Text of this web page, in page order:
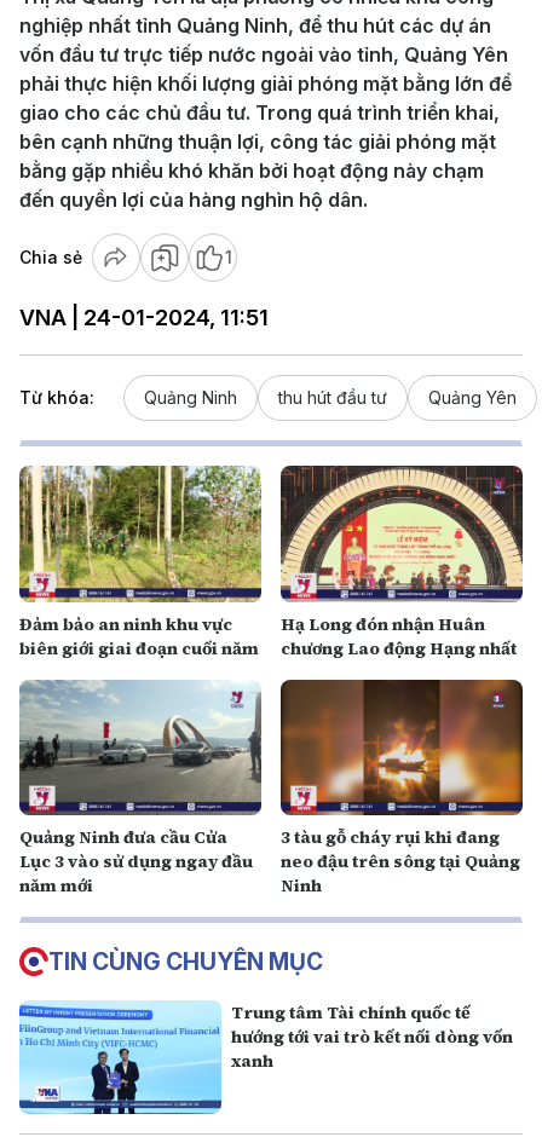
nghiệp nhất tỉnh Quảng Ninh, để thu hút các dự án
vốn đầu tư trực tiếp nước ngoài vào tỉnh, Quảng Yên
phải thực hiện khối lượng giải phóng mặt bằng lớn để
giao cho các chủ đầu tư. Trong quá trình triển khai,
bên cạnh những thuận lợi, công tác giải phóng mặt
bằng gặp nhiều khó khăn bởi hoạt động này chạm
đến quyền lợi của hàng nghìn hộ dân.
Chia sẻ 1
VNA | 24-01-2024, 11:51
Từ khóa: Quảng Ninh thu hút đầu tư Quảng Yên
Đảm bảo an ninh khu vực
biên giới giai đoạn cuối năm
Hạ Long đón nhận Huân
chương Lao động Hạng nhất
Quảng Ninh đưa cầu Cửa
Lục 3 vào sử dụng ngay đầu
năm mới
3 tàu gỗ cháy rụi khi đang
neo đậu trên sông tại Quảng
Ninh
TIN CÙNG CHUYÊN MỤC
Trung tâm Tài chính quốc tế
hướng tới vai trò kết nối dòng vốn
xanh